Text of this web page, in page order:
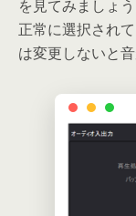
を見てみましょ
正常に選択され
は変更しないと音